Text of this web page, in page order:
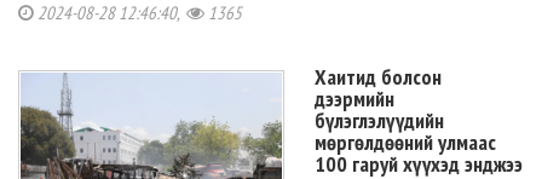
2024-08-28 12:46:40, 1365
Хаитид болсон
дээрмийн
бүлэглэлүүдийн
мөргөлдөөний улмаас
100 гаруй хүүхэд энджээ